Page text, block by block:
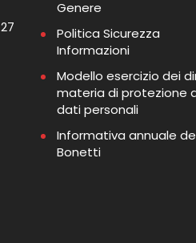
Genere
Politica Sicurezza
Informazioni
Modello esercizio dei
materia di protezione
dati personali
Informativa annuale
Bonetti